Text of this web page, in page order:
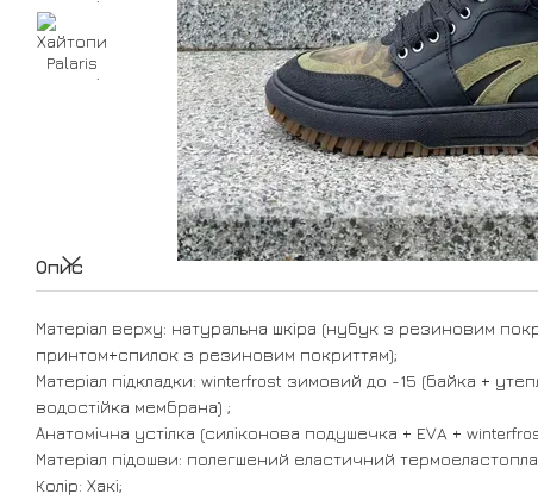
Опис
Матеріал верху: натуральна шкіра (нубук з резиновим
принтом+спилок з резиновим покриттям);
Матеріал підкладки: winterfrost зимовий до -15 (байка +
водостійка мембрана) ;
Анатомічна устілка (силіконова подушечка + EVA +
Матеріал підошви: полегшений еластичний
Колір: Хакі;